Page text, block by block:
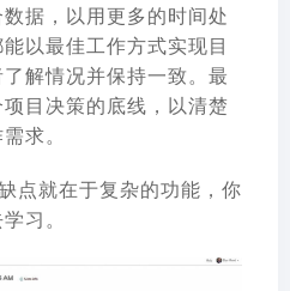
据，以用更多的时间处
以最佳工作方式实现目
解情况并保持一致。最
目决策的底线，以清楚
求。
点就在于复杂的功能，你
习。